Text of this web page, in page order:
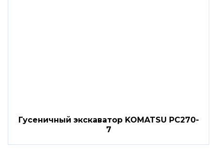
Гусеничный экскаватор KOMATSU PC270-
7